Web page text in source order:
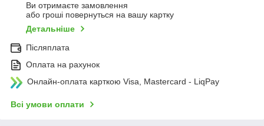
Ви отримаєте замовлення
або гроші повернуться на вашу картку
Детальніше
Післяплата
Оплата на рахунок
Онлайн-оплата карткою Visa, Mastercard - LiqPay
Всі умови оплати